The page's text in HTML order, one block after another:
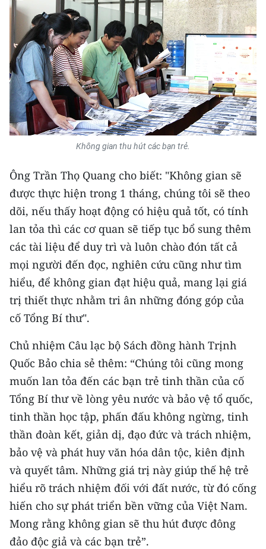
ENGLISH
中文
FRANÇAIS
РУССКИЙ
ESPAÑOL
Không gian thu hút các bạn trẻ.
Ông Trần Thọ Quang cho biết: "Không gian sẽ
được thực hiện trong 1 tháng, chúng tôi sẽ theo
dõi, nếu thấy hoạt động có hiệu quả tốt, có tính
lan tỏa thì các cơ quan sẽ tiếp tục bổ sung thêm
các tài liệu để duy trì và luôn chào đón tất cả
mọi người đến đọc, nghiên cứu cũng như tìm
hiểu, để không gian đạt hiệu quả, mang lại giá
trị thiết thực nhằm tri ân những đóng góp của
cố Tổng Bí thư".
Chủ nhiệm Câu lạc bộ Sách đồng hành Trịnh
Quốc Bảo chia sẻ thêm: “Chúng tôi cũng mong
muốn lan tỏa đến các bạn trẻ tinh thần của cố
Tổng Bí thư về lòng yêu nước và bảo vệ tổ quốc,
tinh thần học tập, phấn đấu không ngừng, tinh
thần đoàn kết, giản dị, đạo đức và trách nhiệm,
bảo vệ và phát huy văn hóa dân tộc, kiên định
và quyết tâm. Những giá trị này giúp thế hệ trẻ
hiểu rõ trách nhiệm đối với đất nước, từ đó cống
hiến cho sự phát triển bền vững của Việt Nam.
Mong rằng không gian sẽ thu hút được đông
đảo độc giả và các bạn trẻ”.